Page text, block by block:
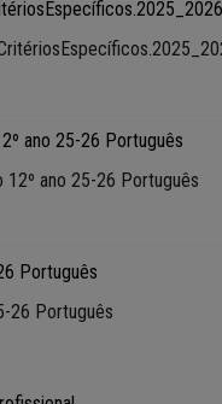
12º ano 25-26 Português
26 Português